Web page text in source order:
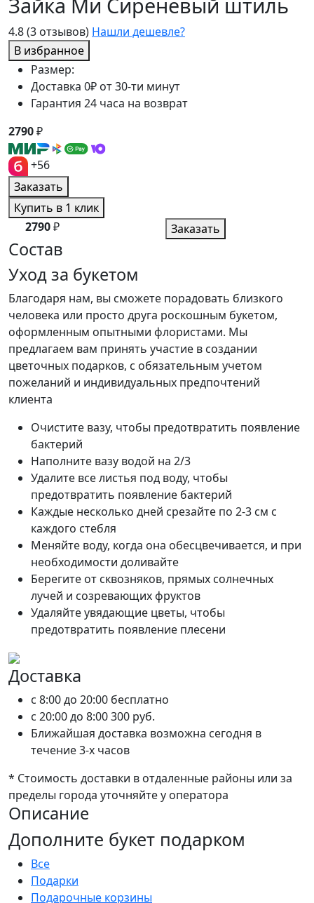
4.8(3 отзывов) Нашли дешевле?
В избранное
Размер:
Доставка 0₽ от 30-ти минут
Гарантия 24 часа на возврат
2790₽
+56
Заказать
Купить в 1 клик
2790₽ Заказать
Состав
Уход за букетом
Благодаря нам, вы сможете порадовать близкого
человека или просто друга роскошным букетом,
оформленным опытными флористами. Мы
предлагаем вам принять участие в создании
цветочных подарков, с обязательным учетом
пожеланий и индивидуальных предпочтений
клиента
Очистите вазу, чтобы предотвратить появление
бактерий
Наполните вазу водой на 2/3
Удалите все листья под воду, чтобы
предотвратить появление бактерий
Каждые несколько дней срезайте по 2-3 см с
каждого стебля
Меняйте воду, когда она обесцвечивается, и при
необходимости доливайте
Берегите от сквозняков, прямых солнечных
лучей и созревающих фруктов
Удаляйте увядающие цветы, чтобы
предотвратить появление плесени
Доставка
c 8:00 до 20:00 бесплатно
c 20:00 до 8:00300 руб.
Ближайшая доставка возможна сегодня в
течение 3-х часов
* Стоимость доставки в отдаленные районы или за
пределы города уточняйте у оператора
Описание
Дополните букет подарком
Все
Подарки
Подарочные корзины